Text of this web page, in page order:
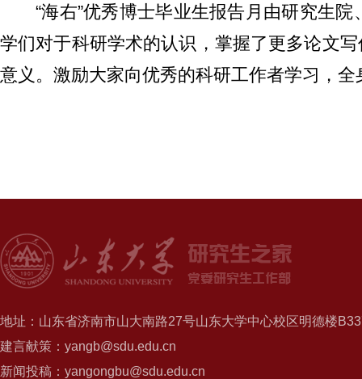
“海右”优秀博士毕业生报告月由研究生
学们对于科研学术的认识，掌握了更多论文
意义。激励大家向优秀的科研工作者学习，
地址：山东省济南市山大南路27号山东大学中心校区明德楼
建言献策：yangb@sdu.edu.cn
新闻投稿：yangongbu@sdu.edu.cn